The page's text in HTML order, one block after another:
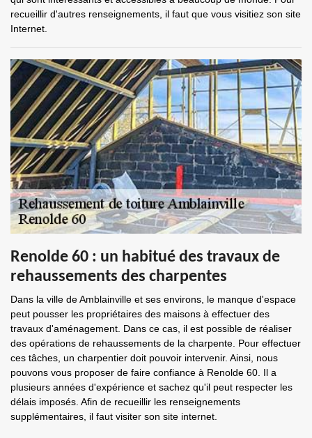
recueillir d'autres renseignements, il faut que vous visitiez son site
Internet.
Renolde 60 : un habitué des travaux de
rehaussements des charpentes
Dans la ville de Amblainville et ses environs, le manque d'espace
peut pousser les propriétaires des maisons à effectuer des
travaux d'aménagement. Dans ce cas, il est possible de réaliser
des opérations de rehaussements de la charpente. Pour effectuer
ces tâches, un charpentier doit pouvoir intervenir. Ainsi, nous
pouvons vous proposer de faire confiance à Renolde 60. Il a
plusieurs années d'expérience et sachez qu'il peut respecter les
délais imposés. Afin de recueillir les renseignements
supplémentaires, il faut visiter son site internet.